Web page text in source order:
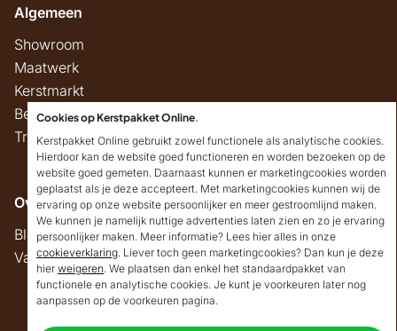
Algemeen
Showroom
Maatwerk
Kerstmarkt
Belastingregels
Track & Trace
Overig
Blog
Vacatures
Copyright © 2026 Kerstpakket Online
Goedendag!
Mocht ik je ergens mee
kunnen helpen, dan
verneem ik dat graag.
Cookies op Kerstpakket Online.
Kerstpakket Online gebruikt zowel functionele als analytische cookies.
Hierdoor kan de website goed functioneren en worden bezoeken op de
website goed gemeten. Daarnaast kunnen er marketingcookies worden
geplaatst als je deze accepteert. Met marketingcookies kunnen wij de
ervaring op onze website persoonlijker en meer gestroomlijnd maken.
We kunnen je namelijk nuttige advertenties laten zien en zo je ervaring
persoonlijker maken. Meer informatie? Lees hier alles in onze
cookieverklaring. Liever toch geen marketingcookies? Dan kun je deze
hier weigeren. We plaatsen dan enkel het standaardpakket van
functionele en analytische cookies. Je kunt je voorkeuren later nog
aanpassen op de voorkeuren pagina.